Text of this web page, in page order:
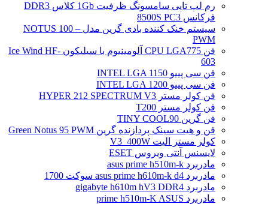
رم لپ تاپی سامسونگ ظرفیت 1Gb کلاس DDR3
فرکانس 8500S PC3
سیستم خنک کننده بادی گرین مدل NOTUS 100 –
PWM
فن CPU LGA775 آلومینیوم با سیلیکون Ice Wind HF-
603
فن سی پییو INTEL LGA 1150
فن سی پییو INTEL LGA 1200
فن کولر مستر HYPER 212 SPECTRUM V3
فن کولر مستر T200
فن گرین TINY COOL90
فن و هیت سینک پردازنده گرین Green Notus 95 PWM
کولر مستر الیت V3_400W
لایسنس آنتی ویروس ESET
مادربرد asus prime h510m-k
مادربرد asus prime h610m-k d4 سوکت 1700
مادربرد gigabyte h610m hV3 DDR4
مادربرد prime h510m-K ASUS